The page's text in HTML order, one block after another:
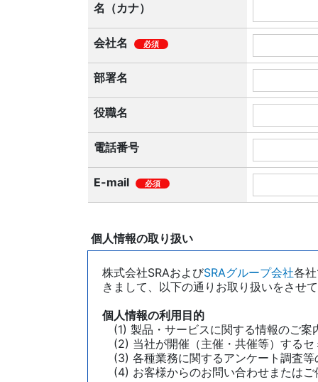
名（カナ）
会社名 必須
部署名
役職名
電話番号
E-mail 必須
個人情報の取り扱い
株式会社SRAおよびSRAグループ会社各
きまして、以下の通りお取り扱いをさせ
個人情報の利用目的
(1) 製品・サービスに関する情報のご案
(2) 当社が開催（主催・共催等）するセ
(3) 各種業務に関するアンケート調査等
(4) お客様からのお問い合わせまたはご